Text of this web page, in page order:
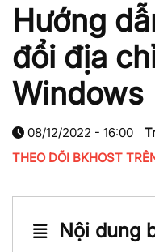
Hướng
đổi địa
Windows
08/12/2022 - 16:00
THEO DÕI BKHOST
Nội dung